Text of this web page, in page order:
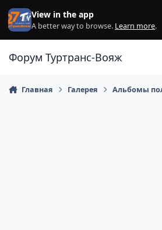
Перейти к содержанию
View in the app
A better way to browse. Learn more.
Форум Туртранс-Вояж
Главная Галерея Альбомы